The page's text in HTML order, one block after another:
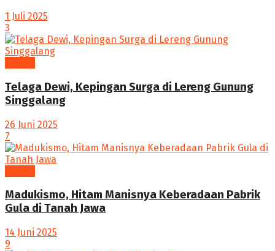
1 Juli 2025
3
Telaga Dewi, Kepingan Surga di Lereng Gunung
Singgalang
26 Juni 2025
7
Madukismo, Hitam Manisnya Keberadaan Pabrik
Gula di Tanah Jawa
14 Juni 2025
9